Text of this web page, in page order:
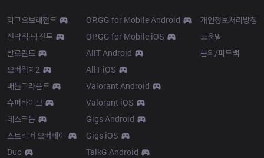
리그오브레전드
전략적 팀 전투
발로란트
오버워치2
배틀그라운드
슈퍼바이브
데스크톱
스트리머 오버레이
Duo
OP.GG for Mobile Android
OP.GG for Mobile iOS
AllT Android
AllT iOS
Valorant Android
Valorant iOS
Gigs Android
Gigs iOS
TalkG Android
개인정보처리방침
도움말
문의/피드백